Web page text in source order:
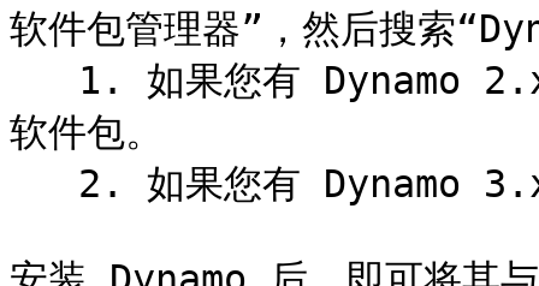
软件包管理器”，然后搜索
软件包。